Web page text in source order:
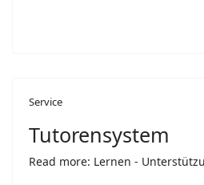
Service
Tutorensystem
Read more: Lernen -